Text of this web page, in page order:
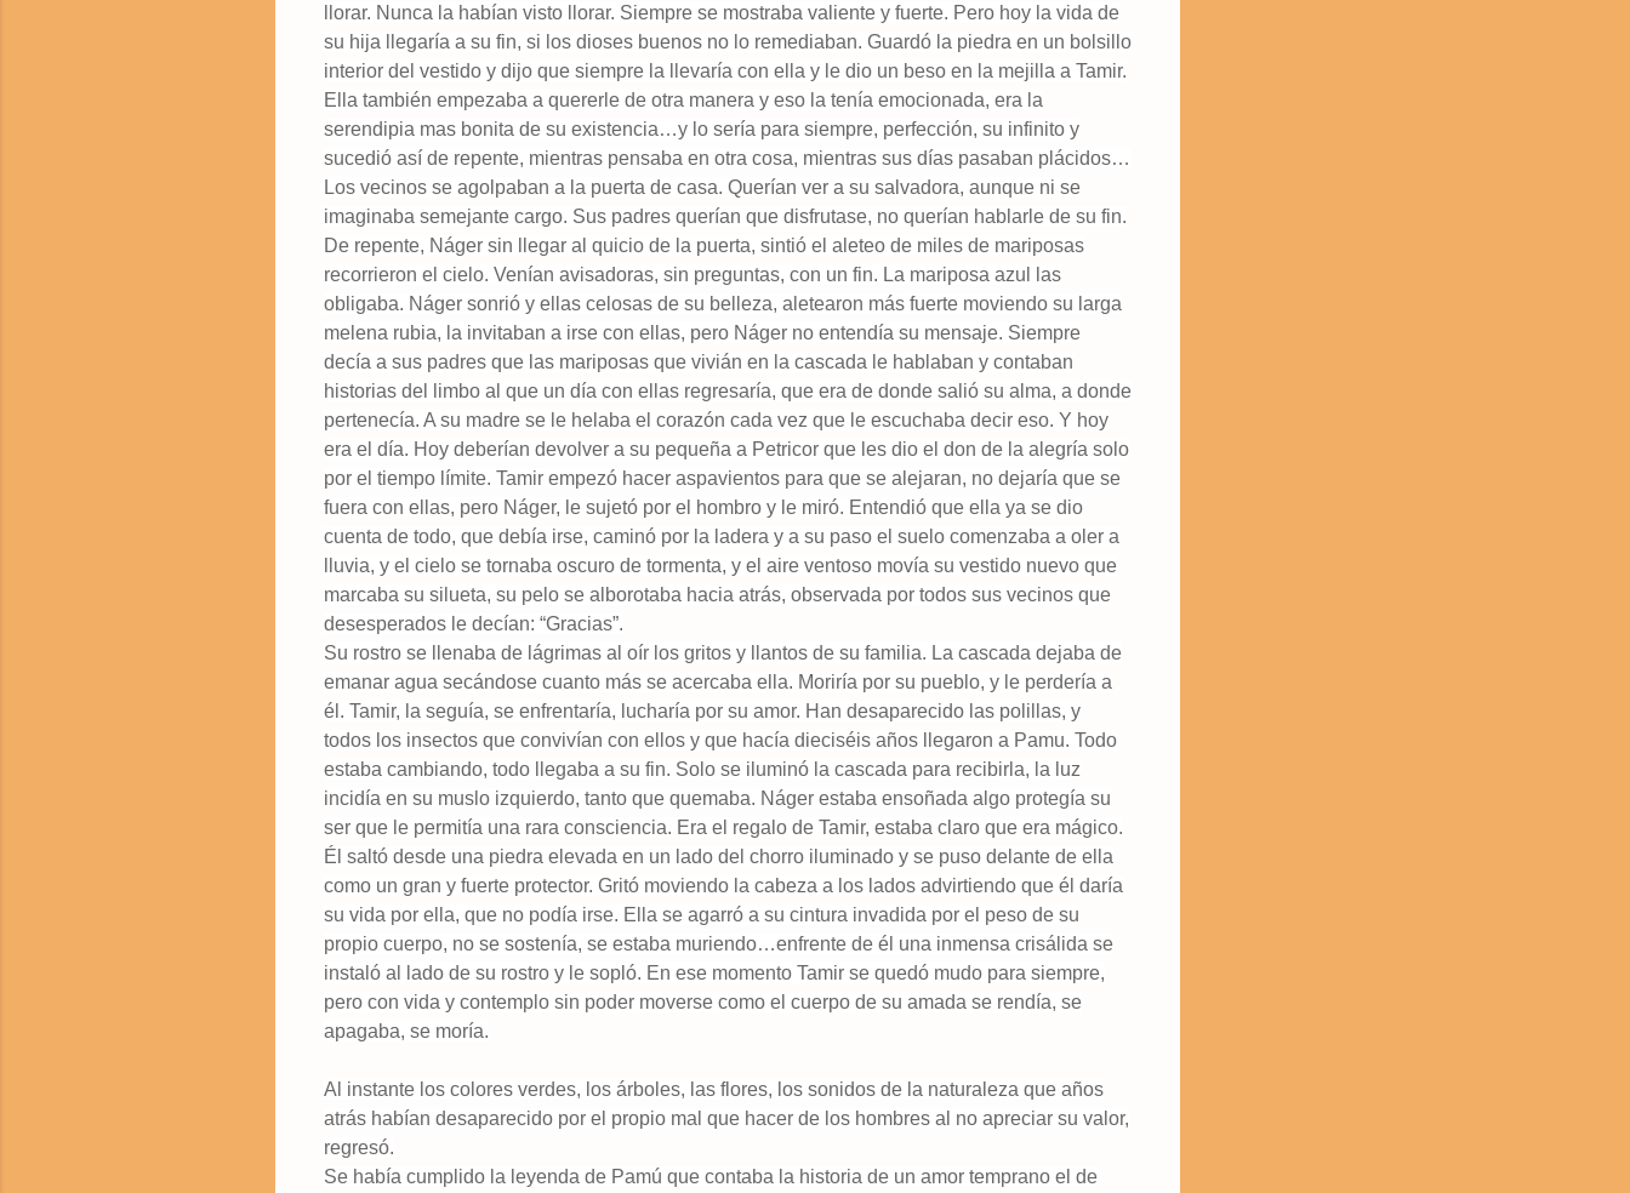
llorar. Nunca la habían visto llorar. Siempre se mostraba valiente y fuerte. Pero hoy la vida de
su hija llegaría a su fin, si los dioses buenos no lo remediaban. Guardó la piedra en un bolsillo
interior del vestido y dijo que siempre la llevaría con ella y le dio un beso en la mejilla a Tamir.
Ella también empezaba a quererle de otra manera y eso la tenía emocionada, era la
serendipia mas bonita de su existencia…y lo sería para siempre, perfección, su infinito y
sucedió así de repente, mientras pensaba en otra cosa, mientras sus días pasaban plácidos…
Los vecinos se agolpaban a la puerta de casa. Querían ver a su salvadora, aunque ni se
imaginaba semejante cargo. Sus padres querían que disfrutase, no querían hablarle de su fin.
De repente, Náger sin llegar al quicio de la puerta, sintió el aleteo de miles de mariposas
recorrieron el cielo. Venían avisadoras, sin preguntas, con un fin. La mariposa azul las
obligaba. Náger sonrió y ellas celosas de su belleza, aletearon más fuerte moviendo su larga
melena rubia, la invitaban a irse con ellas, pero Náger no entendía su mensaje. Siempre
decía a sus padres que las mariposas que vivián en la cascada le hablaban y contaban
historias del limbo al que un día con ellas regresaría, que era de donde salió su alma, a donde
pertenecía. A su madre se le helaba el corazón cada vez que le escuchaba decir eso. Y hoy
era el día. Hoy deberían devolver a su pequeña a Petricor que les dio el don de la alegría solo
por el tiempo límite. Tamir empezó hacer aspavientos para que se alejaran, no dejaría que se
fuera con ellas, pero Náger, le sujetó por el hombro y le miró. Entendió que ella ya se dio
cuenta de todo, que debía irse, caminó por la ladera y a su paso el suelo comenzaba a oler a
lluvia, y el cielo se tornaba oscuro de tormenta, y el aire ventoso movía su vestido nuevo que
marcaba su silueta, su pelo se alborotaba hacia atrás, observada por todos sus vecinos que
desesperados le decían: “Gracias”.
Su rostro se llenaba de lágrimas al oír los gritos y llantos de su familia. La cascada dejaba de
emanar agua secándose cuanto más se acercaba ella. Moriría por su pueblo, y le perdería a
él. Tamir, la seguía, se enfrentaría, lucharía por su amor. Han desaparecido las polillas, y
todos los insectos que convivían con ellos y que hacía dieciséis años llegaron a Pamu. Todo
estaba cambiando, todo llegaba a su fin. Solo se iluminó la cascada para recibirla, la luz
incidía en su muslo izquierdo, tanto que quemaba. Náger estaba ensoñada algo protegía su
ser que le permitía una rara consciencia. Era el regalo de Tamir, estaba claro que era mágico.
Él saltó desde una piedra elevada en un lado del chorro iluminado y se puso delante de ella
como un gran y fuerte protector. Gritó moviendo la cabeza a los lados advirtiendo que él daría
su vida por ella, que no podía irse. Ella se agarró a su cintura invadida por el peso de su
propio cuerpo, no se sostenía, se estaba muriendo…enfrente de él una inmensa crisálida se
instaló al lado de su rostro y le sopló. En ese momento Tamir se quedó mudo para siempre,
pero con vida y contemplo sin poder moverse como el cuerpo de su amada se rendía, se
apagaba, se moría.
Al instante los colores verdes, los árboles, las flores, los sonidos de la naturaleza que años
atrás habían desaparecido por el propio mal que hacer de los hombres al no apreciar su valor,
regresó.
Se había cumplido la leyenda de Pamú que contaba la historia de un amor temprano el de